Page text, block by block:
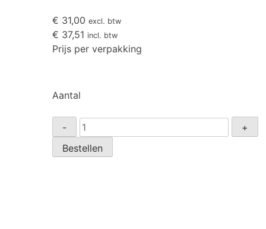
€ 31,00 excl. btw
€ 37,51 incl. btw
Prijs per verpakking
Aantal
-
Zadel
28mm
verzinkt
+
Bestellen